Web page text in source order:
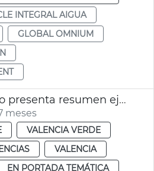
INTEGRAL AIGUA
GLOBAL OMNIUM
El Ayuntamiento presenta resumen ejecutivo Renaturaliza València
meses
VALENCIA VERDE
VALENCIA
EN PORTADA TEMÁTICA